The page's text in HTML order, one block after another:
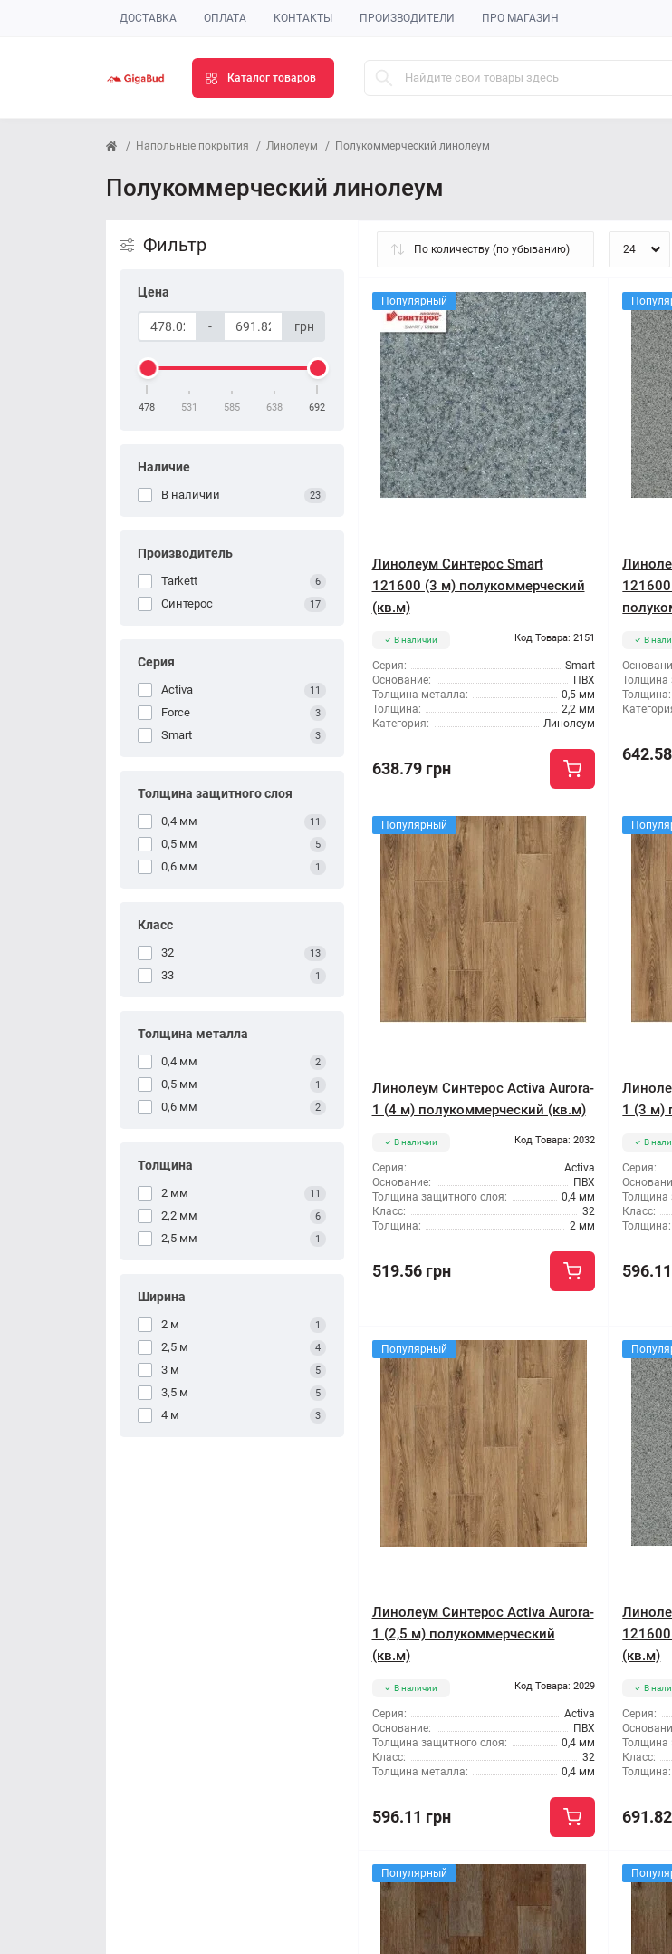
ДОСТАВКА ОПЛАТА КОНТАКТЫ ПРОИЗВОДИТЕЛИ ПРО МАГАЗИН
Каталог товаров
Напольные покрытия Линолеум Полукоммерческий линолеум
Полукоммерческий линолеум
Фильтр
Цена
- грн
478 531 585 638 692
Наличие
В наличии 23
Производитель
Tarkett 6
Синтерос 17
Серия
Activa 11
Force 3
Smart 3
Толщина защитного слоя
0,4 мм 11
0,5 мм 5
0,6 мм 1
Класс
32 13
33 1
Толщина металла
0,4 мм 2
0,5 мм 1
0,6 мм 2
Толщина
2 мм 11
2,2 мм 6
2,5 мм 1
Ширина
2 м 1
2,5 м 4
3 м 5
3,5 м 5
4 м 3
Популярный
Линолеум Синтерос Smart
121600 (3 м) полукоммерческий
(кв.м)
В наличии Код Товара: 2151
Серия:
Smart
Основание:
ПВХ
Толщина металла:
0,5 мм
Толщина:
2,2 мм
Категория:
Линолеум
638.79 грн
В
Толщина
Толщина:
Популярный
Линолеум Синтерос Activa Aurora-
1 (4 м) полукоммерческий (кв.м)
В наличии Код Товара: 2032
Серия:
Activa
Основание:
ПВХ
Толщина защитного слоя:
0,4 мм
Класс:
32
Толщина:
2 мм
519.56 грн
1 (3 м)
В
Серия:
Толщина
Класс:
Толщина:
Популярный
Линолеум Синтерос Activa Aurora-
1 (2,5 м) полукоммерческий
(кв.м)
В наличии Код Товара: 2029
Серия:
Activa
Основание:
ПВХ
Толщина защитного слоя:
0,4 мм
Класс:
32
Толщина металла:
0,4 мм
596.11 грн
(кв.м)
В
Серия:
Толщина
Класс:
Толщина:
Популярный